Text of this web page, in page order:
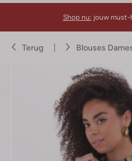
Shop nu: jouw must-
Terug Blouses